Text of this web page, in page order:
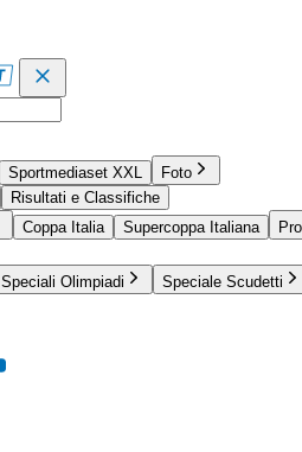
Sportmediaset XXL
Foto
Risultati e Classifiche
Coppa Italia Supercoppa Italiana
Speciali Olimpiadi Speciale Scudetti